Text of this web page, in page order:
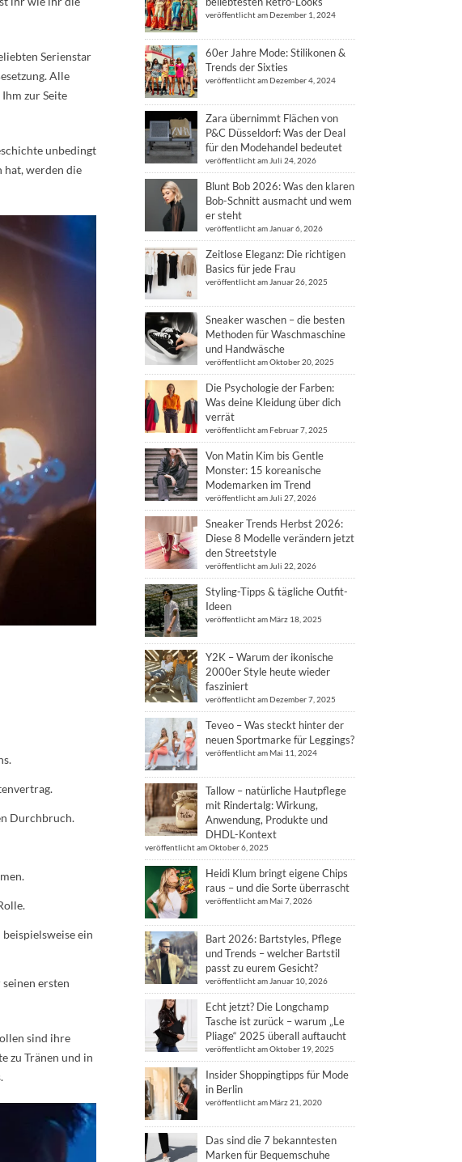
Serienstar
Alle
zur Seite
unbedingt
hat, werden die
Durchbruch.
ein
ersten
sind ihre
zu Tränen und in
veröffentlicht am Dezember 1, 2024
60er Jahre Mode: Stilikonen &
Trends der Sixties
veröffentlicht am Dezember 4, 2024
Zara übernimmt Flächen von
P&C Düsseldorf: Was der Deal
für den Modehandel bedeutet
veröffentlicht am Juli 24, 2026
Blunt Bob 2026: Was den klaren
Bob-Schnitt ausmacht und wem
er steht
veröffentlicht am Januar 6, 2026
Zeitlose Eleganz: Die richtigen
Basics für jede Frau
veröffentlicht am Januar 26, 2025
Sneaker waschen – die besten
Methoden für Waschmaschine
und Handwäsche
veröffentlicht am Oktober 20, 2025
Die Psychologie der Farben:
Was deine Kleidung über dich
verrät
veröffentlicht am Februar 7, 2025
Von Matin Kim bis Gentle
Monster: 15 koreanische
Modemarken im Trend
veröffentlicht am Juli 27, 2026
Sneaker Trends Herbst 2026:
Diese 8 Modelle verändern jetzt
den Streetstyle
veröffentlicht am Juli 22, 2026
Styling-Tipps & tägliche Outfit-
Ideen
veröffentlicht am März 18, 2025
Y2K – Warum der ikonische
2000er Style heute wieder
fasziniert
veröffentlicht am Dezember 7, 2025
Teveo – Was steckt hinter der
neuen Sportmarke für Leggings?
veröffentlicht am Mai 11, 2024
Tallow – natürliche Hautpflege
mit Rindertalg: Wirkung,
Anwendung, Produkte und
DHDL-Kontext
veröffentlicht am Oktober 6, 2025
Heidi Klum bringt eigene Chips
raus – und die Sorte überrascht
veröffentlicht am Mai 7, 2026
Bart 2026: Bartstyles, Pflege
und Trends – welcher Bartstil
passt zu eurem Gesicht?
veröffentlicht am Januar 10, 2026
Echt jetzt? Die Longchamp
Tasche ist zurück – warum „Le
Pliage“ 2025 überall auftaucht
veröffentlicht am Oktober 19, 2025
Insider Shoppingtipps für Mode
in Berlin
veröffentlicht am März 21, 2020
Das sind die 7 bekanntesten
Marken für Bequemschuhe